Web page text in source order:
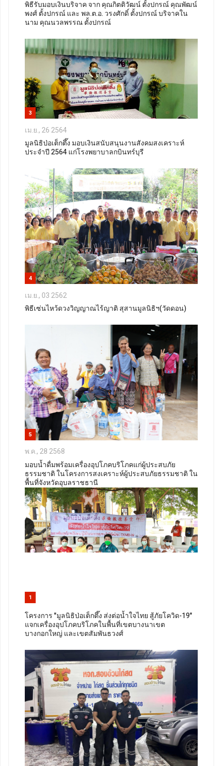
พิธีรับมอบเงินบริจาค จาก คุณกิตติวัฒน์ ตั้งปกรณ์ คุณพัฒน์
พงศ์ ตั้งปกรณ์ และ พล.ต.อ. วรงศักดิ์ ตั้งปกรณ์ บริจาคใน
นาม คุณนวลพรรณ ตั้งปกรณ์
3
เม.ย., 26 2564
มูลนิธิป่อเต็กตึ๊ง มอบเงินสนับสนุนงานสังคมสงเคราะห์
ประจำปี 2564 แก่โรงพยาบาลกบินทร์บุรี
4
เม.ย., 03 2562
พิธีเซ่นไหว้ดวงวิญญาณไร้ญาติ สุสานมูลนิธิฯ(วัดดอน)
5
พ.ค., 28 2568
มอบน้ำดื่มพร้อมเครื่องอุปโภคบริโภคแก่ผู้ประสบภัย
ธรรมชาติ ในโครงการสงเคราะห์ผู้ประสบภัยธรรมชาติ ใน
พื้นที่จังหวัดอุบลราชธานี
1
โครงการ "มูลนิธิป่อเต็กตึ๊ง ส่งต่อน้ำใจไทย สู้ภัยโควิด-19"
แจกเครื่องอุปโภคบริโภคในพื้นที่เขตบางนาเขต
บางกอกใหญ่ และเขตสัมพันธวงศ์